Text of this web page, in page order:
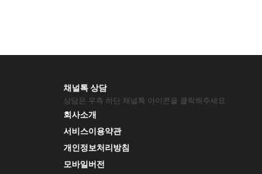
채널톡 상담
상담은 우측 하단 채널톡 아이콘을 클릭해주세요
회사소개
서비스이용약관
개인정보처리방침
모바일버전